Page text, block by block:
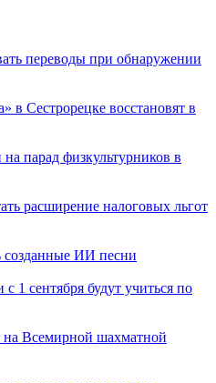
переводы при обнаружении
в Сестрорецке восстановят в
парад физкультурников в
расширение налоговых льгот
созданные ИИ песни
1 сентября будут учиться по
Всемирной шахматной